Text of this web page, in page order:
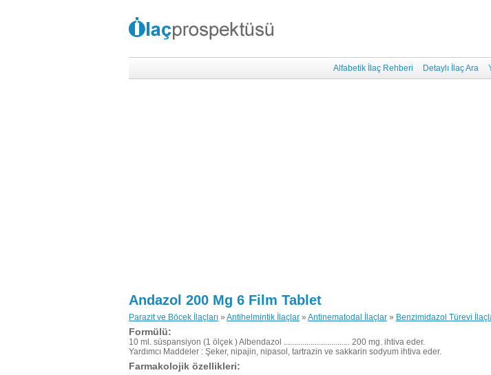
Alfabetik İlaç Rehberi
Detaylı İlaç Ara
Andazol 200 Mg 6 Film Tablet
Parazit ve Böcek İlaçları » Antihelmintik İlaçlar » Antinematodal İlaçlar » Benzimidazol Türevi
Formülü:
10 ml. süspansiyon (1 ölçek ) Albendazol ................................ 200 mg. ihtiva eder.
Yardımcı Maddeler : Şeker, nipajin, nipasol, tartrazin ve sakkarin sodyum ihtiva eder.
Farmakolojik özellikleri: